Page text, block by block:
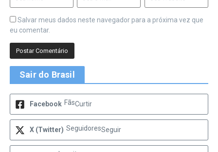
Salvar meus dados neste navegador para a próxima vez que
eu comentar.
Sair do Brasil
Facebook FãsCurtir
X (Twitter) SeguidoresSeguir